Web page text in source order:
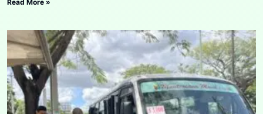
Read More »